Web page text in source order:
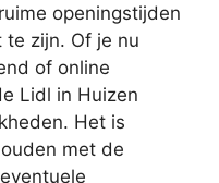
openingstijden
te zijn. Of je nu
of online
Lidl in Huizen
Het is
met de